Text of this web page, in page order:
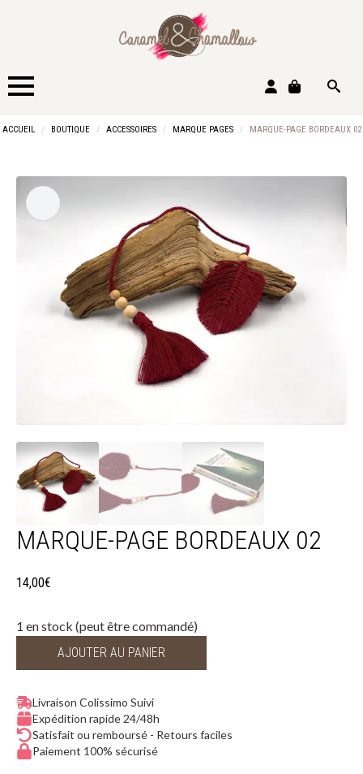
for:
ACCUEIL BOUTIQUE ACCESSOIRES MARQUE PAGES MARQUE-PAGE BORDEAUX 02
MARQUE-PAGE BORDEAUX 02
14,00€
1 en stock (peut être commandé)
AJOUTER AU PANIER
Livraison Colissimo Suivi
Expédition rapide 24/48h
Satisfait ou remboursé - Retours faciles
Paiement 100% sécurisé